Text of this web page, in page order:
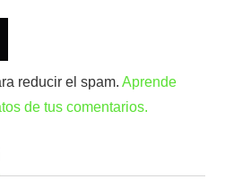
reducir el spam.Aprende
de tus comentarios.